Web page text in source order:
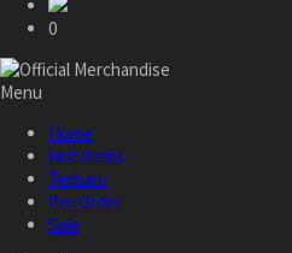
0
Menu
Home
Hot Items
Terbaru
Pre Order
Sale